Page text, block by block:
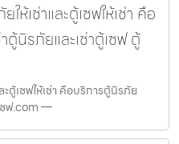
ห้เช่าและตู้เซฟให้เช่า คือ
นิรภัยและเช่าตู้เซฟ ตู้
ตู้เซฟให้เช่า คือบริการตู้นิรภัย
ซฟ.com —